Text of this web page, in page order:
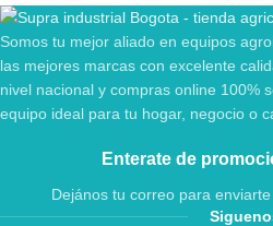
Somos tu mejor aliado en equipos
las mejores marcas con excelente
nivel nacional y compras online 100%
equipo ideal para tu hogar, negocio o
Enterate de
Dejános tu correo para